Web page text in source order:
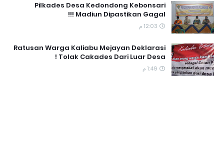
Pilkades Desa Kedondong Kebonsari
Madiun Dipastikan Gagal !!!
12:03 م
Ratusan Warga Kaliabu Mejayan Deklarasi
Tolak Cakades Dari Luar Desa !
1:49 م